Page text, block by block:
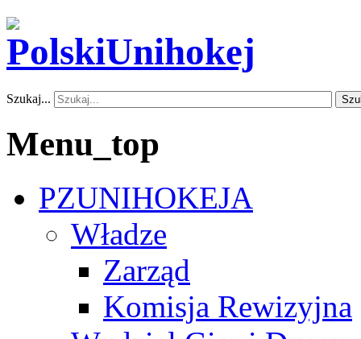
Szukaj...
Menu_top
PZUNIHOKEJA
Władze
Zarząd
Komisja Rewizyjna